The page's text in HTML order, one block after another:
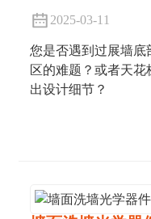
2025-03-11
您是否遇到过展墙底
区的难题？或者天
出设计细节？